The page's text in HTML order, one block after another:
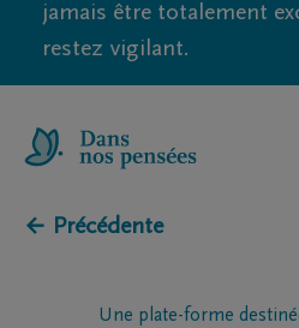
jamais être totalement
restez vigilant.
← Précédente
Une plate-forme